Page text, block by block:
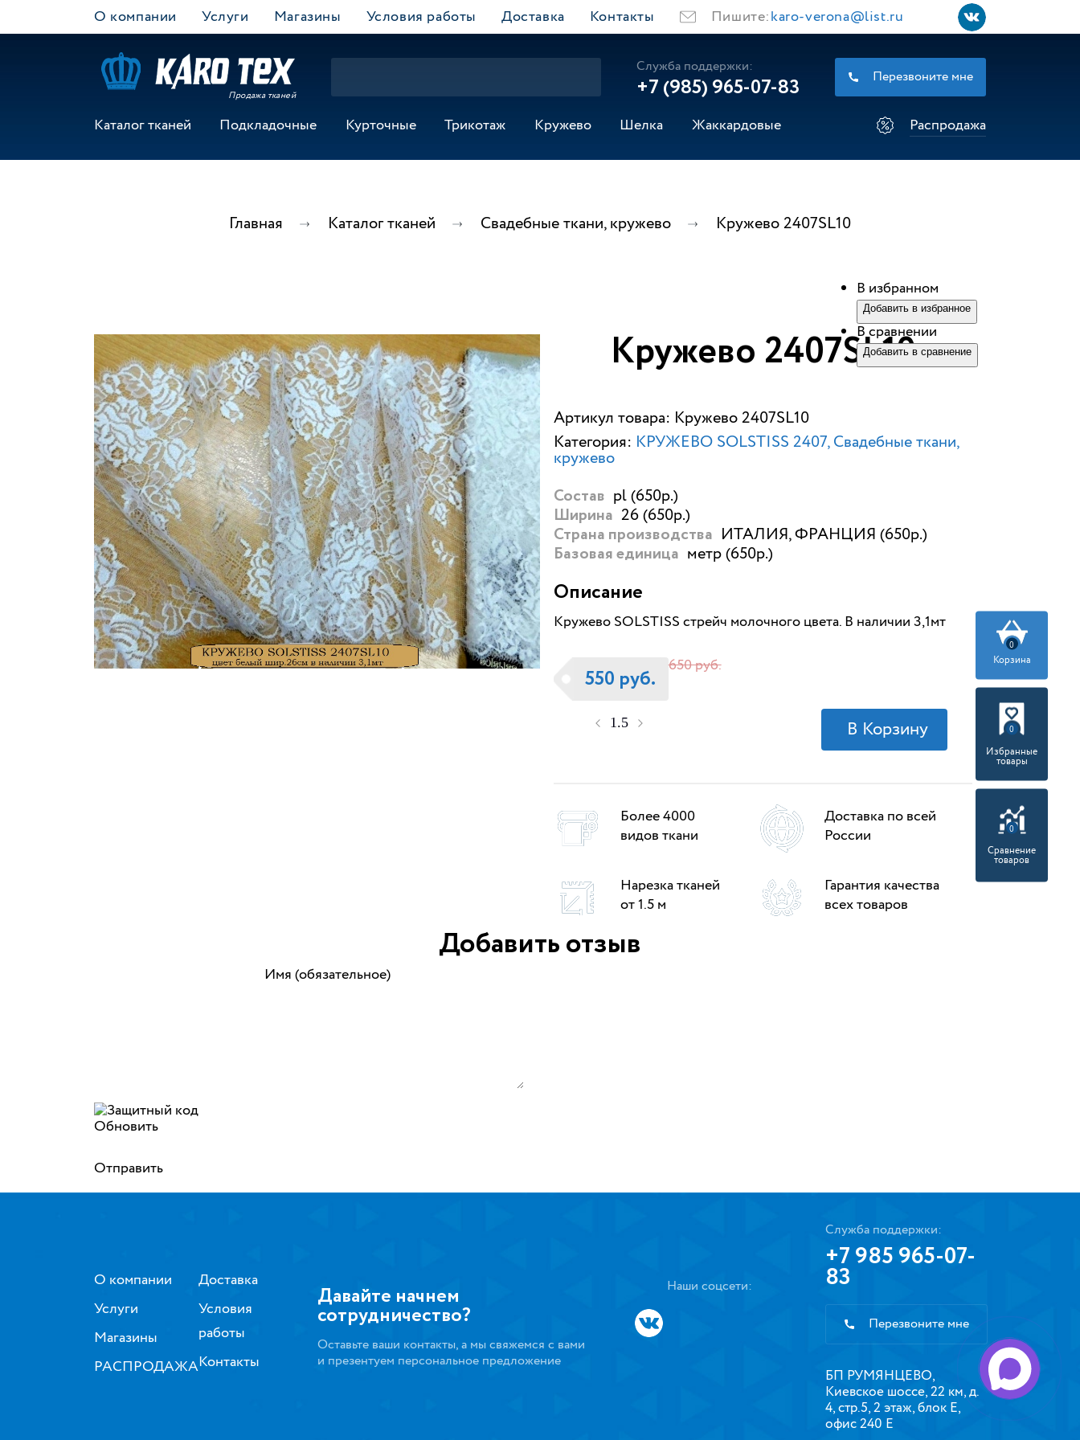
О компании Услуги Магазины Условия работы Доставка Контакты Пишите:karo-verona@list.ru
Продажа тканей
Служба поддержки:
+7 (985) 965-07-83
Перезвоните мне
Каталог тканей Подкладочные Курточные Трикотаж Кружево Шелка Жаккардовые Распродажа
Главная Каталог тканей Свадебные ткани, кружево Кружево 2407SL10
Кружево 2407SL10
Артикул товара: Кружево 2407SL10
Категория: КРУЖЕВО SOLSTISS 2407 Свадебные ткани,
кружево
Состав pl (650р.)
Ширина 26 (650р.)
Страна производства ИТАЛИЯ, ФРАНЦИЯ (650р.)
Базовая единица метр (650р.)
Описание
Кружево SOLSTISS стрейч молочного цвета. В наличии 3,1мт
650 руб.
550 руб.
В избранном
Добавить в избранное
В сравнении
Добавить в сравнение
Более 4000
видов ткани
Доставка по всей
России
Нарезка тканей
от 1.5 м
Гарантия качества
всех товаров
Добавить отзыв
Имя (обязательное)
Обновить
Отправить
0
Корзина
0
Избранные
товары
0
Сравнение
товаров
О компании
Услуги
Магазины
РАСПРОДАЖА
Доставка
Условия
работы
Контакты
Давайте начнем
сотрудничество?
Оставьте ваши контакты, а мы свяжемся с вами
и презентуем персональное предложение
Наши соцсети:
Служба поддержки:
+7 985 965-07-
83
Перезвоните мне
БП РУМЯНЦЕВО,
Киевское шоссе, 22 км, д.
4, стр.5, 2 этаж, блок Е,
офис 240 Е